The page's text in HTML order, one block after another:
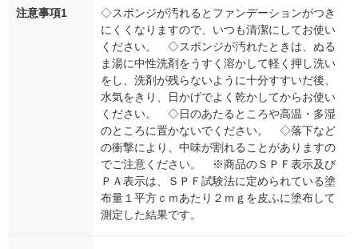
注意事項1
◇スポンジが汚れるとファンデーションがつき
にくくなりますので、いつも清潔にしてお使い
ください。 ◇スポンジが汚れたときは、ぬる
ま湯に中性洗剤をうすく溶かして軽く押し洗い
をし、洗剤が残らないように十分すすいだ後、
水気をきり、日かげでよく乾かしてからお使い
ください。 ◇日のあたるところや高温・多湿
のところに置かないでください。 ◇落下など
の衝撃により、中味が割れることがありますの
でご注意ください。 ※商品のＳＰＦ表示及び
ＰＡ表示は、ＳＰＦ試験法に定められている塗
布量１平方ｃｍあたり２ｍｇを皮ふに塗布して
測定した結果です。